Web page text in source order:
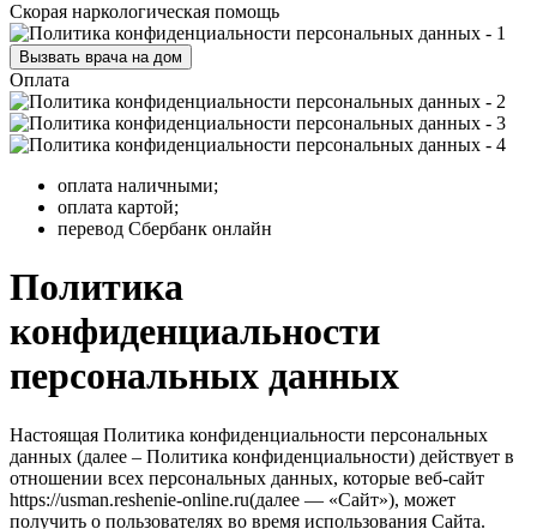
Скорая наркологическая помощь
Вызвать врача на дом
Оплата
оплата наличными;
оплата картой;
перевод Сбербанк онлайн
Политика
конфиденциальности
персональных данных
Настоящая Политика конфиденциальности персональных
данных (далее – Политика конфиденциальности) действует в
отношении всех персональных данных, которые веб-сайт
https://usman.reshenie-online.ru(далее — «Сайт»), может
получить о пользователях во время использования Сайта.